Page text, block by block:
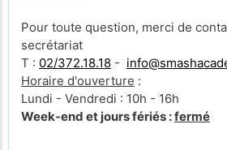
Pour toute question, merci de
secrétariat
T : 02/372.18.18 -
Horaire d'ouverture :
Lundi - Vendredi : 10h - 16h
Week-end et jours fériés :fermé